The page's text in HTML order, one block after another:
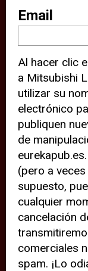
sitio web
terceras
cookies
rastrear
internet. Al
significa
uso de
terceros
óptima en
elige
analíticas
terceras
Email
Al hacer clic
a Mitsubishi
utilizar su
electrónico
publiquen
de
(pero a
supuesto,
cualquier
cancelación
comerciales
spam. ¡Lo